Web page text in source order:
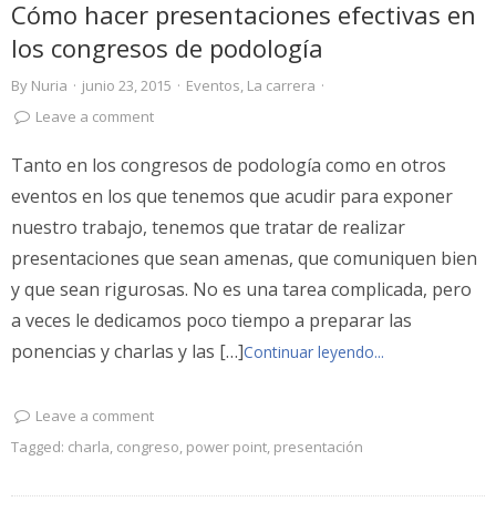
Cómo hacer presentaciones efectivas en
los congresos de podología
By Nuria · junio 23, 2015 · Eventos, La carrera ·
Leave a comment
Tanto en los congresos de podología como en otros
eventos en los que tenemos que acudir para exponer
nuestro trabajo, tenemos que tratar de realizar
presentaciones que sean amenas, que comuniquen bien
y que sean rigurosas. No es una tarea complicada, pero
a veces le dedicamos poco tiempo a preparar las
ponencias y charlas y las […]Continuar leyendo...
Leave a comment
Tagged: charla, congreso, power point, presentación